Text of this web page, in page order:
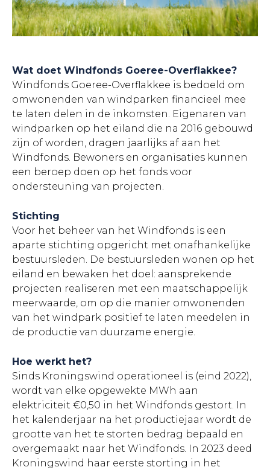
Wat doet Windfonds Goeree-Overflakkee?
Windfonds Goeree-Overflakkee is bedoeld om
omwonenden van windparken financieel mee
te laten delen in de inkomsten. Eigenaren van
windparken op het eiland die na 2016 gebouwd
zijn of worden, dragen jaarlijks af aan het
Windfonds. Bewoners en organisaties kunnen
een beroep doen op het fonds voor
ondersteuning van projecten.
Stichting
Voor het beheer van het Windfonds is een
aparte stichting opgericht met onafhankelijke
bestuursleden. De bestuursleden wonen op het
eiland en bewaken het doel: aansprekende
projecten realiseren met een maatschappelijk
meerwaarde, om op die manier omwonenden
van het windpark positief te laten meedelen in
de productie van duurzame energie.
Hoe werkt het?
Sinds Kroningswind operationeel is (eind 2022),
wordt van elke opgewekte MWh aan
elektriciteit €0,50 in het Windfonds gestort. In
het kalenderjaar na het productiejaar wordt de
grootte van het te storten bedrag bepaald en
overgemaakt naar het Windfonds. In 2023 deed
Kroningswind haar eerste storting in het